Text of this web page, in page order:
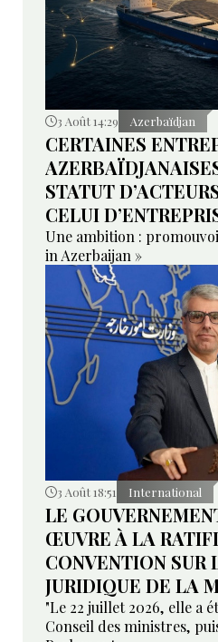
3 Août 14:29 Azerbaïdjan
CERTAINES
STATUT
CELUI
Une ambition :
in Azerbaijan »
3 Août 18:51 International
LE
ŒUVRE À LA
CONVENTION SUR
JURIDIQUE DE LA
"Le 22 juillet 2026, elle a
Conseil des ministres,